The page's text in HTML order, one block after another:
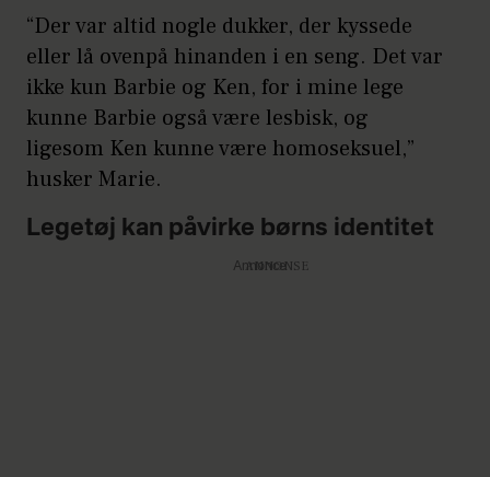
markedet i tre nye kropstyper: Curvy,
petite og tall. Overskriften lyder: ”Kan
vi nu stoppe med at tale om min
krop?”
“Der var altid nogle dukker, der kyssede
eller lå ovenpå hinanden i en seng. Det var
ikke kun Barbie og Ken, for i mine lege
kunne Barbie også være lesbisk, og
ligesom Ken kunne være homoseksuel,”
husker Marie.
Legetøj kan påvirke børns identitet
Annonce